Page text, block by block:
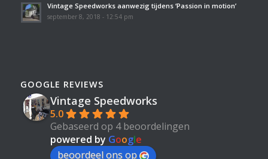
Vintage Speedworks aanwezig tijdens ‘Passion in motion’
september 8, 2018 - 12:54 pm
GOOGLE REVIEWS
Vintage Speedworks
5.0
Gebaseerd op 4 beoordelingen
powered by Google
beoordeel ons op